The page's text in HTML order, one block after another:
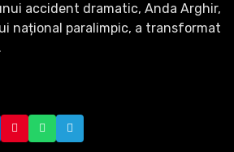
accident dramatic, Anda Arghir,
național paralimpic, a transformat